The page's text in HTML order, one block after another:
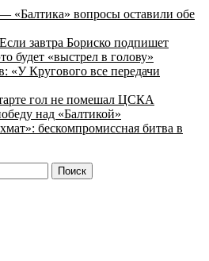
вопросы оставили обе
завтра Бориско подпишет
будет «выстрел в голову»
«У Кругового все передачи
гол не помешал ЦСКА
над «Балтикой»
бескомпромиссная битва в